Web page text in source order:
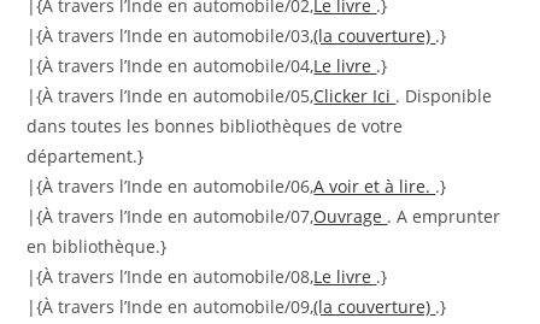
|{À travers l’Inde en automobile/02,Le livre .}
|{À travers l’Inde en automobile/03,(la couverture) .}
|{À travers l’Inde en automobile/04,Le livre .}
|{À travers l’Inde en automobile/05,Clicker Ici . Disponible
dans toutes les bonnes bibliothèques de votre
département.}
|{À travers l’Inde en automobile/06,A voir et à lire. .}
|{À travers l’Inde en automobile/07,Ouvrage . A emprunter
en bibliothèque.}
|{À travers l’Inde en automobile/08,Le livre .}
|{À travers l’Inde en automobile/09,(la couverture) .}